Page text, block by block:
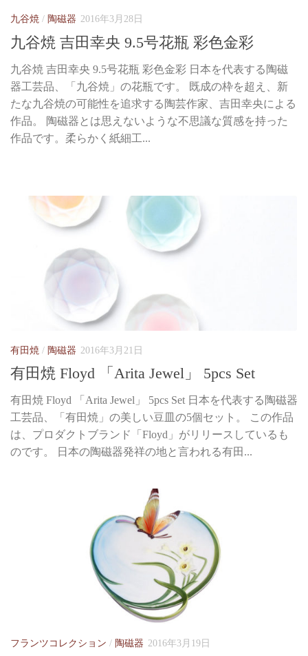
九谷焼 / 陶磁器 2016年3月28日
九谷焼 吉田幸央 9.5号花瓶 彩色金彩
九谷焼 吉田幸央 9.5号花瓶 彩色金彩 日本を代表する陶磁
器工芸品、「九谷焼」の花瓶です。 既成の枠を超え、新
たな九谷焼の可能性を追求する陶芸作家、吉田幸央による
作品。 陶磁器とは思えないような不思議な質感を持った
作品です。柔らかく紙細工...
有田焼 / 陶磁器 2016年3月21日
有田焼 Floyd 「Arita Jewel」 5pcs Set
有田焼 Floyd 「Arita Jewel」 5pcs Set 日本を代表する陶磁器
工芸品、「有田焼」の美しい豆皿の5個セット。 この作品
は、プロダクトブランド「Floyd」がリリースしているも
のです。 日本の陶磁器発祥の地と言われる有田...
フランツコレクション / 陶磁器 2016年3月19日